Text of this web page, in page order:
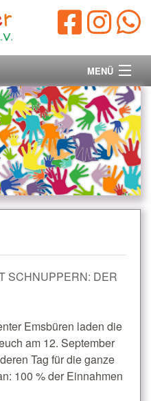
MENÜ
Ziele
SCHNUPPERN: DER
Emsbüren laden die
am 12. September
Tag für die ganze
100 % der Einnahmen